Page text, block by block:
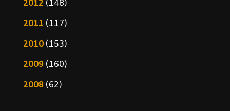
2012 (148)
2011 (117)
2010(153)
2009(160)
2008(62)